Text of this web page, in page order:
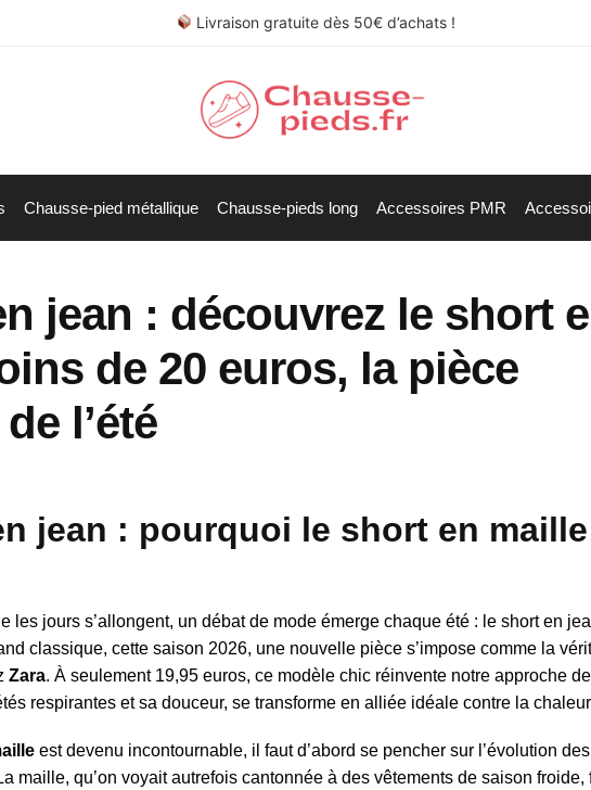
Livraison gratuite dès 50€ d’achats !
Chausse-pied métallique Chausse-pieds long Accessoires PMR
jean : découvrez le short
de 20 euros, la pièce
l’été
jean : pourquoi le short en maille
les jours s’allongent, un débat de mode émerge chaque été : le short en
classique, cette saison 2026, une nouvelle pièce s’impose comme la
Zara. À seulement 19,95 euros, ce modèle chic réinvente notre approche
respirantes et sa douceur, se transforme en alliée idéale contre la
est devenu incontournable, il faut d’abord se pencher sur l’évolution des
maille, qu’on voyait autrefois cantonnée à des vêtements de saison froide,